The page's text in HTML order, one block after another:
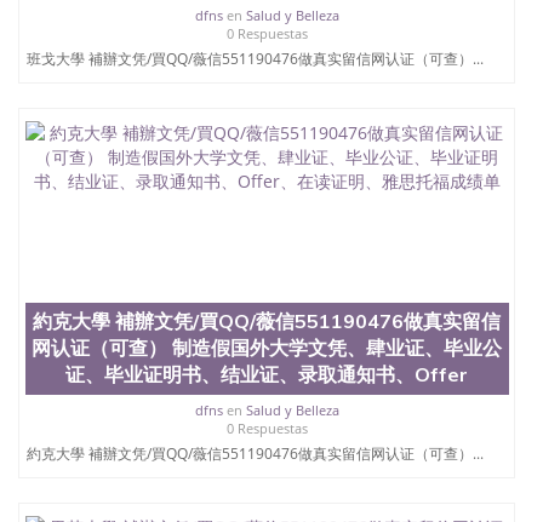
留服真实存档可查，存档。 2、留学回国人员证明
（使馆认证），使馆网站真实存档可查。 3、留信网
真实可查认证办理，存档可查，终身受用。 四、办理
院、地球及物质科学院、教育学院、工程学院、健康
与人类发展学院、信息工程与科学学院、人文学院、
护理学院、科学学院等。学校的教育学院排名在全美
前十名，工学院排名在前十五名，且继续攀升中。纽
制、历史、电气工程、生物工程、建筑设计、工商管
理、材料科学、机械工程、航天工程、土木工程、数
学、化学、英语、社会科学、心理学、戏剧、市场营
销、机械工程、计算机科学、物理学、人工智能、商
科、金融专业 1、客户提供相关材料，确定客户办理
信息，给出操作方案； 2、补充毕业证成绩单等相关
材料； 3、留服注册申请账号，付定金； 4、预约递
交时间，公司人员陪同客户本人一起去留服递交材
dfnsen Salud y Belleza
0 Respuestas
班戈大學 補辦文凭/買QQ/薇信551190476做真实留信网认证（可查）...
約克大學 補辦文凭/買QQ/薇信551190476做真实留信
网认证（可查） 制造假国外大学文凭、肆业证、毕业公
证、毕业证明书、结业证、录取通知书、Offer
dfnsen Salud y Belleza
0 Respuestas
約克大學 補辦文凭/買QQ/薇信551190476做真实留信网认证（可查）...